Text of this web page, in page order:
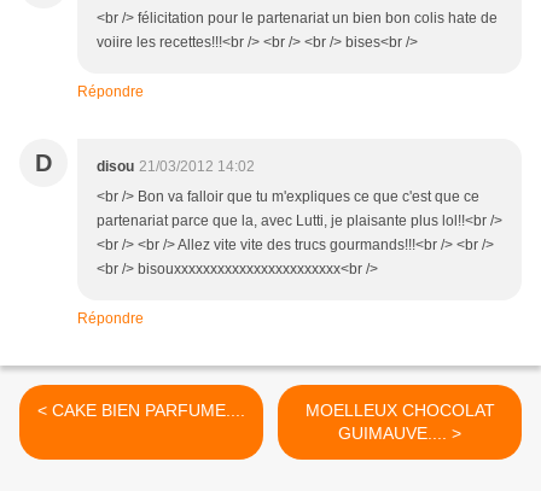
<br /> félicitation pour le partenariat un bien bon colis hate de
voiire les recettes!!!<br /> <br /> <br /> bises<br />
Répondre
D disou 21/03/2012 14:02
<br /> Bon va falloir que tu m'expliques ce que c'est que ce
partenariat parce que la, avec Lutti, je plaisante plus lol!!<br />
<br /> <br /> Allez vite vite des trucs gourmands!!!<br /> <br />
<br /> bisouxxxxxxxxxxxxxxxxxxxxxxx<br />
Répondre
< CAKE BIEN PARFUME....
MOELLEUX CHOCOLAT
GUIMAUVE.... >